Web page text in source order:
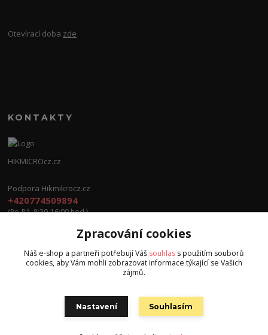
Otevírací doba zde
KONTAKTY
HIKMICROcz.cz
Podpora Hikmikrocz.cz
+420774509894
(Po-Pá, 8:30-16:00 hod.)
info@hikmicrocz.cz
Zpracování cookies
Náš e-shop a partneři potřebují Váš souhlas s použitím souborů
cookies, aby Vám mohli zobrazovat informace týkající se Vašich
zájmů.
Nastavení Souhlasím